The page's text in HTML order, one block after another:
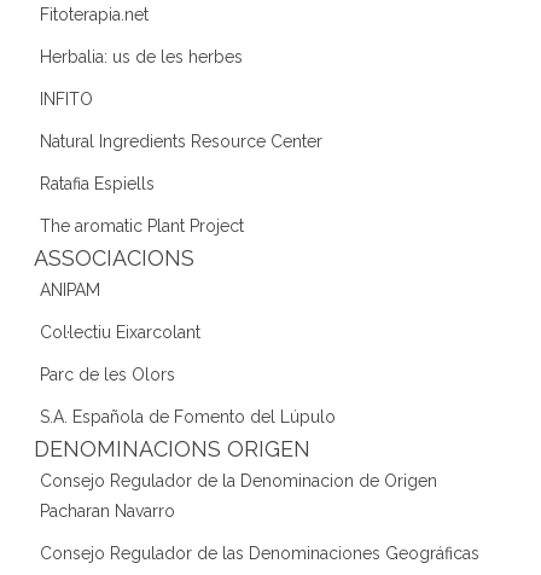
Fitoterapia.net
Herbalia: us de les herbes
INFITO
Natural Ingredients Resource Center
Ratafia Espiells
The aromatic Plant Project
ASSOCIACIONS
ANIPAM
Col·lectiu Eixarcolant
Parc de les Olors
S.A. Española de Fomento del Lúpulo
DENOMINACIONS ORIGEN
Consejo Regulador de la Denominacion de Origen
Pacharan Navarro
Consejo Regulador de las Denominaciones Geográficas